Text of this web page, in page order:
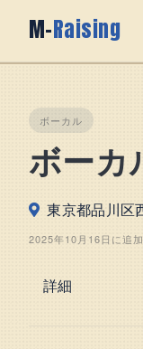
M-Raising
ボーカル
ボーカ
2025年10月16日に追加
詳細